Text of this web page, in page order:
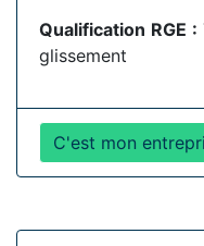
Qualification RGE :
glissement
C'est mon